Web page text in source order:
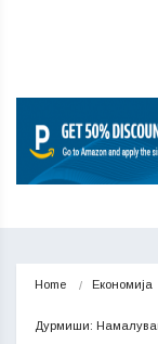
Home Економија
Дурмиши: